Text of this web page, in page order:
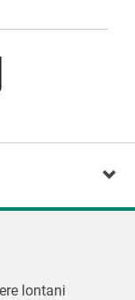
lontani